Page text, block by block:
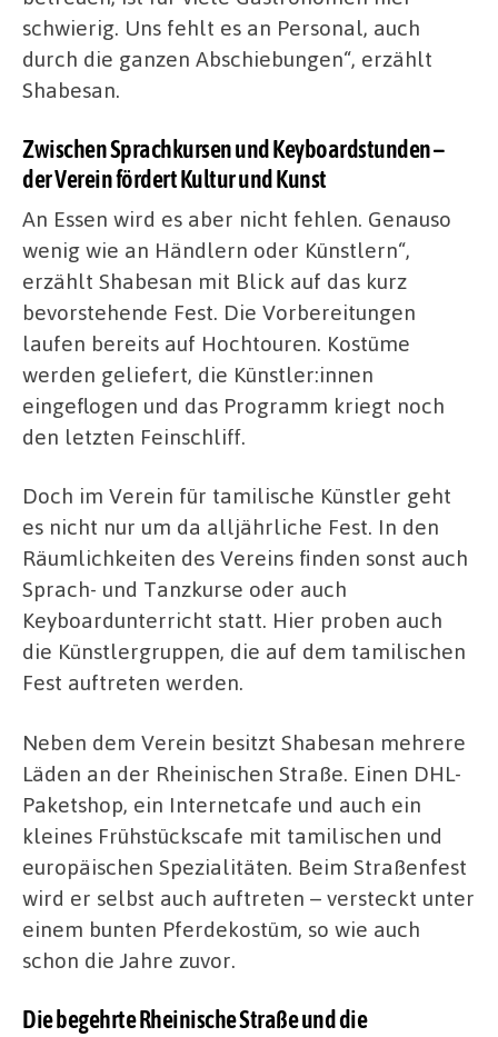
schwierig. Uns fehlt es an Personal, auch
durch die ganzen Abschiebungen“, erzählt
Shabesan.
Zwischen Sprachkursen und Keyboardstunden –
der Verein fördert Kultur und Kunst
An Essen wird es aber nicht fehlen. Genauso
wenig wie an Händlern oder Künstlern“,
erzählt Shabesan mit Blick auf das kurz
bevorstehende Fest. Die Vorbereitungen
laufen bereits auf Hochtouren. Kostüme
werden geliefert, die Künstler:innen
eingeflogen und das Programm kriegt noch
den letzten Feinschliff.
Doch im Verein für tamilische Künstler geht
es nicht nur um da alljährliche Fest. In den
Räumlichkeiten des Vereins finden sonst auch
Sprach- und Tanzkurse oder auch
Keyboardunterricht statt. Hier proben auch
die Künstlergruppen, die auf dem tamilischen
Fest auftreten werden.
Neben dem Verein besitzt Shabesan mehrere
Läden an der Rheinischen Straße. Einen DHL-
Paketshop, ein Internetcafe und auch ein
kleines Frühstückscafe mit tamilischen und
europäischen Spezialitäten. Beim Straßenfest
wird er selbst auch auftreten – versteckt unter
einem bunten Pferdekostüm, so wie auch
schon die Jahre zuvor.
Die begehrte Rheinische Straße und die